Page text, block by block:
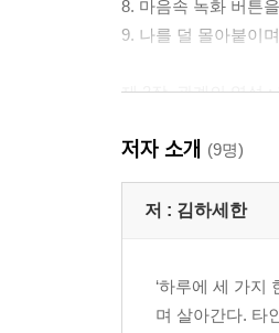
8. 마음속 녹화 버튼
9. 나를 덜 몰아붙이
제 2장. 관계의 역설
2. 너의 몫까지 살아
3. 누군가의 첫 번째
4. 그는 침묵했고, 그
7. 바꿀 수 없는 것을
8. 기다리면 내 차례
저자 소개 (9명)
저 : 김하세한
‘하루에 세 가지
며 살아간다. 타